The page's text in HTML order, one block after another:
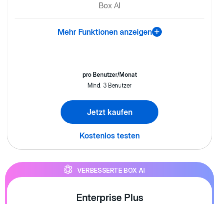
Box AI
Mehr Funktionen anzeigen
pro Benutzer/Monat
Mind. 3 Benutzer
Jetzt kaufen
Kostenlos testen
VERBESSERTE BOX AI
Enterprise Plus